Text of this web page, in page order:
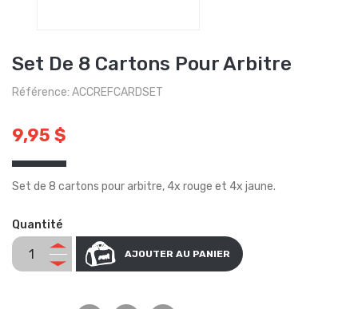
Set De 8 Cartons Pour Arbitre
Référence: ACCREFCARDSET
9,95 $
Set de 8 cartons pour arbitre, 4x rouge et 4x jaune.
Quantité
AJOUTER AU PANIER